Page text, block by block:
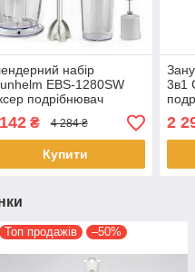
набір
EBS-1280SW
подрібнювач
Білий 1200 Вт
₴ 4 284 ₴
Купити
3в1
2
Топ продажів –50%